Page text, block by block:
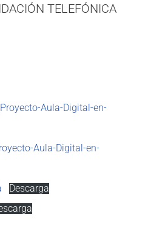
TELEFÓNICA
Aula-Digital-en-
Aula-Digital-en-
Descarga